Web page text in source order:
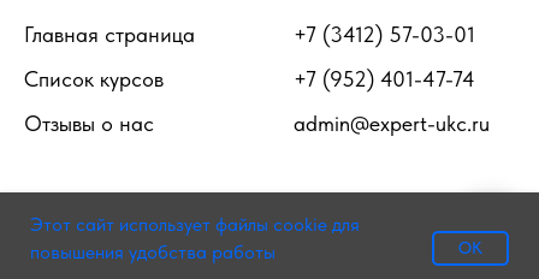
Этот сайт использует файлы cookie для
повышения удобства работы
OK
Мы на связи!
Главная страница
Список курсов
Отзывы о нас
+7 (3412) 57-03-01
+7 (952) 401-47-74
admin@expert-ukc.ru